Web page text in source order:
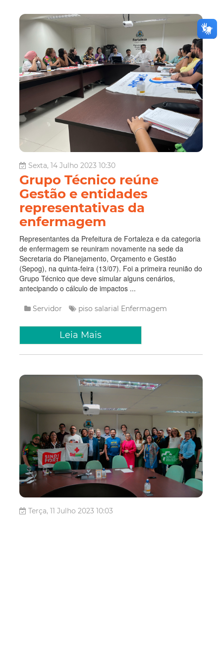
Sexta, 14 Julho 2023 10:30
Grupo Técnico reúne
Gestão e entidades
representativas da
enfermagem
Representantes da Prefeitura de Fortaleza e da categoria
de enfermagem se reuniram novamente na sede da
Secretaria do Planejamento, Orçamento e Gestão
(Sepog), na quinta-feira (13/07). Foi a primeira reunião do
Grupo Técnico que deve simular alguns cenários,
antecipando o cálculo de impactos ...
Servidor piso salarial Enfermagem
Leia Mais
Terça, 11 Julho 2023 10:03